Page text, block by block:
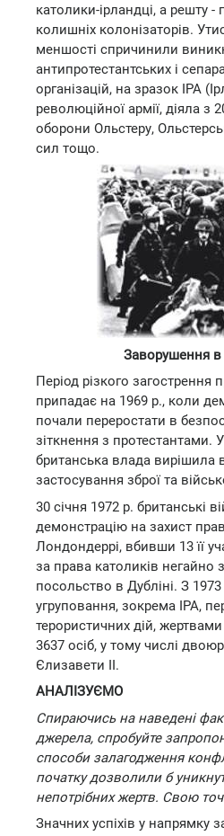
католики-ірландці, а решту
колишніх колонізаторів.
меншості спричинили
антипротестантських і
організацій, на зразок ІРА
революційної армії, діяла з
оборони Ольстеру,
сил тощо.
Заворушення в
Період різкого загострення
припадає на 1969 р., коли
почали переростати в
зіткнення з протестантами.
британська влада вирішила
застосування зброї та
30 січня 1972 р. британські
демонстрацію на захист
Лондондеррі, вбивши 13 її
за права католиків негайно
посольство в Дубліні. З
угруповання, зокрема ІРА,
терористичних дій,
3637 осіб, у тому числі
Єлизавети II.
АНАЛІЗУЄМО
Спираючись на наведені
джерела, спробуйте
способи залагодження
початку дозволили б
непотрібних жертв. Свою
Значних успіхів у напрямку